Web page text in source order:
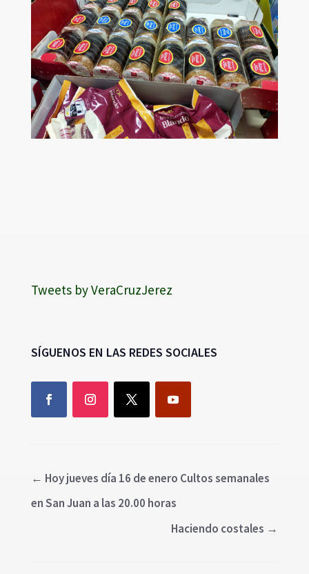
Tweets by VeraCruzJerez
SÍGUENOS EN LAS REDES SOCIALES
← Hoy jueves día 16 de enero Cultos semanales
en San Juan a las 20.00 horas
Haciendo costales →